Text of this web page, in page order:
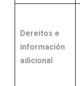
Dereitos e
información
adicional